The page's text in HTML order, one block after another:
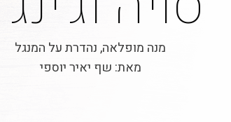
מנה מופלאה, נהדרת על המנגל
מאת: שף יאיר יוספי